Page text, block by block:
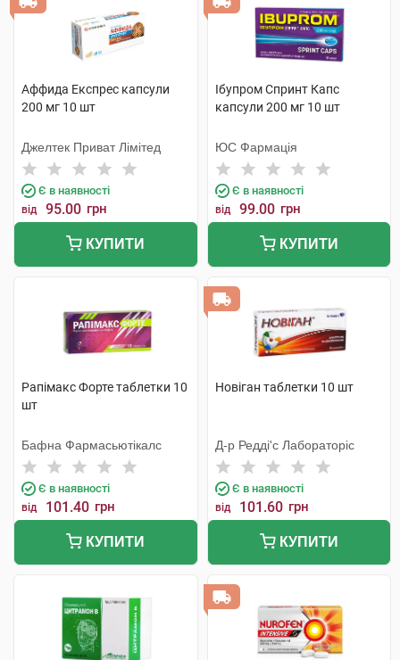
Аффида Експрес капсули
200 мг 10 шт
Джелтек Приват Лімітед
Є в наявності
від 95.00 грн
КУПИТИ
Ібупром Спринт Капс
капсули 200 мг 10 шт
ЮС Фармація
Є в наявності
від 99.00 грн
КУПИТИ
Рапімакс Форте таблетки 10
шт
Бафна Фармасьютікалс
Є в наявності
від 101.40 грн
КУПИТИ
Новіган таблетки 10 шт
Д-р Редді'с Лабораторіс
Є в наявності
від 101.60 грн
КУПИТИ